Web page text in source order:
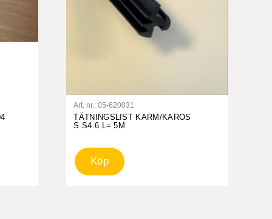
Art. nr.:05-620031
TÄTNINGSLIST KARM/KAROS
S S4.6 L= 5M
Köp